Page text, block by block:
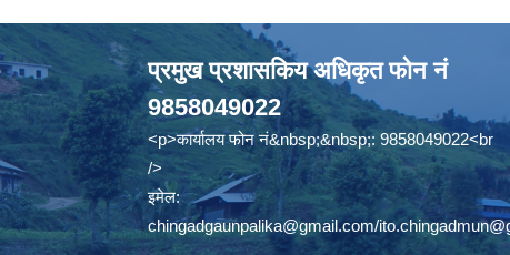
प्रमुख प्रशासकिय अधिकृत फोन नं
9858049022
<p>कार्यालय फोन नं&nbsp;&nbsp;: 9858049022<br
/>
इमेल:
chingadgaunpalika@gmail.com/